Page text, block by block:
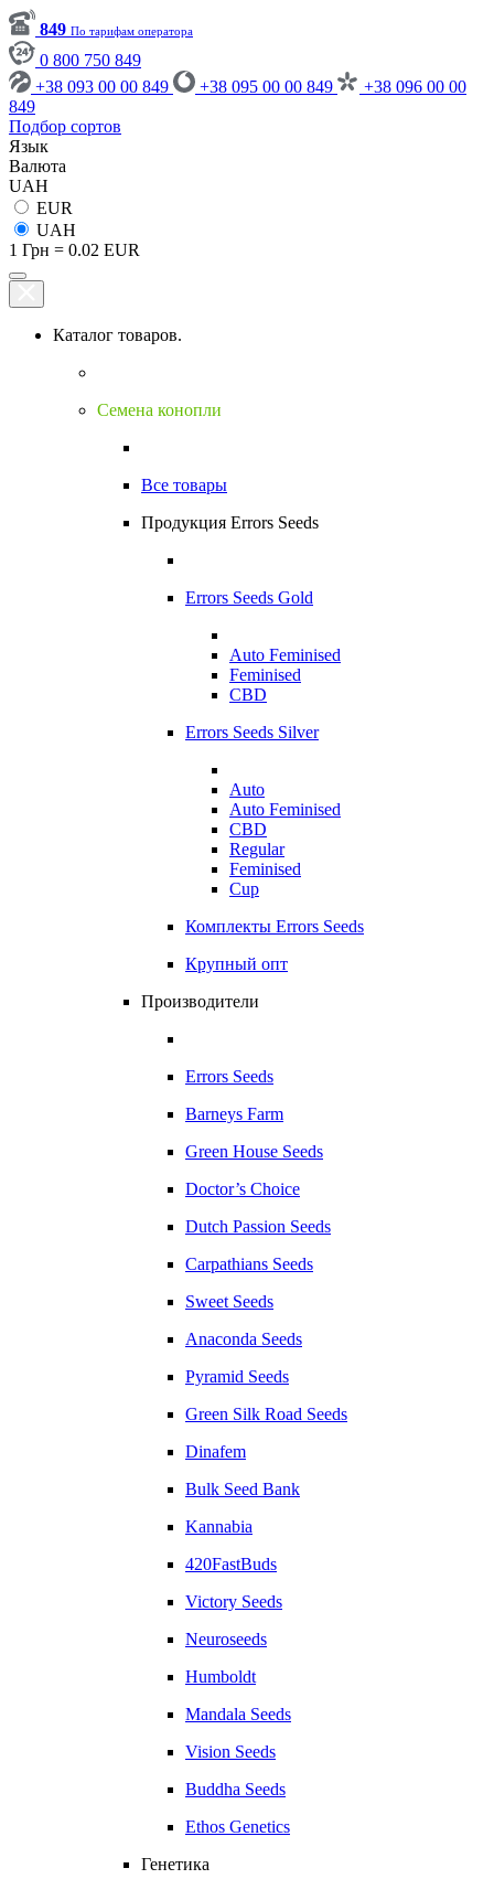
849 По тарифам оператора
0 800 750 849
+38 093 00 00 849
+38 095 00 00 849
+38 096 00 00
849
Подбор сортов
Язык
Валюта
UAH
EUR
UAH
1 Грн = 0.02 EUR
Каталог товаров.
Семена конопли
Все товары
Продукция Errors Seeds
Errors Seeds Gold
Auto Feminised
Feminised
CBD
Errors Seeds Silver
Auto
Auto Feminised
CBD
Regular
Feminised
Cup
Комплекты Errors Seeds
Крупный опт
Производители
Errors Seeds
Barneys Farm
Green House Seeds
Doctor’s Choice
Dutch Passion Seeds
Carpathians Seeds
Sweet Seeds
Anaconda Seeds
Pyramid Seeds
Green Silk Road Seeds
Dinafem
Bulk Seed Bank
Kannabia
420FastBuds
Victory Seeds
Neuroseeds
Humboldt
Mandala Seeds
Vision Seeds
Buddha Seeds
Ethos Genetics
Генетика